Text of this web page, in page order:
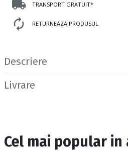
TRANSPORT GRATUIT*
RETURNEAZA PRODUSUL
Descriere
Livrare
Cel mai popular in